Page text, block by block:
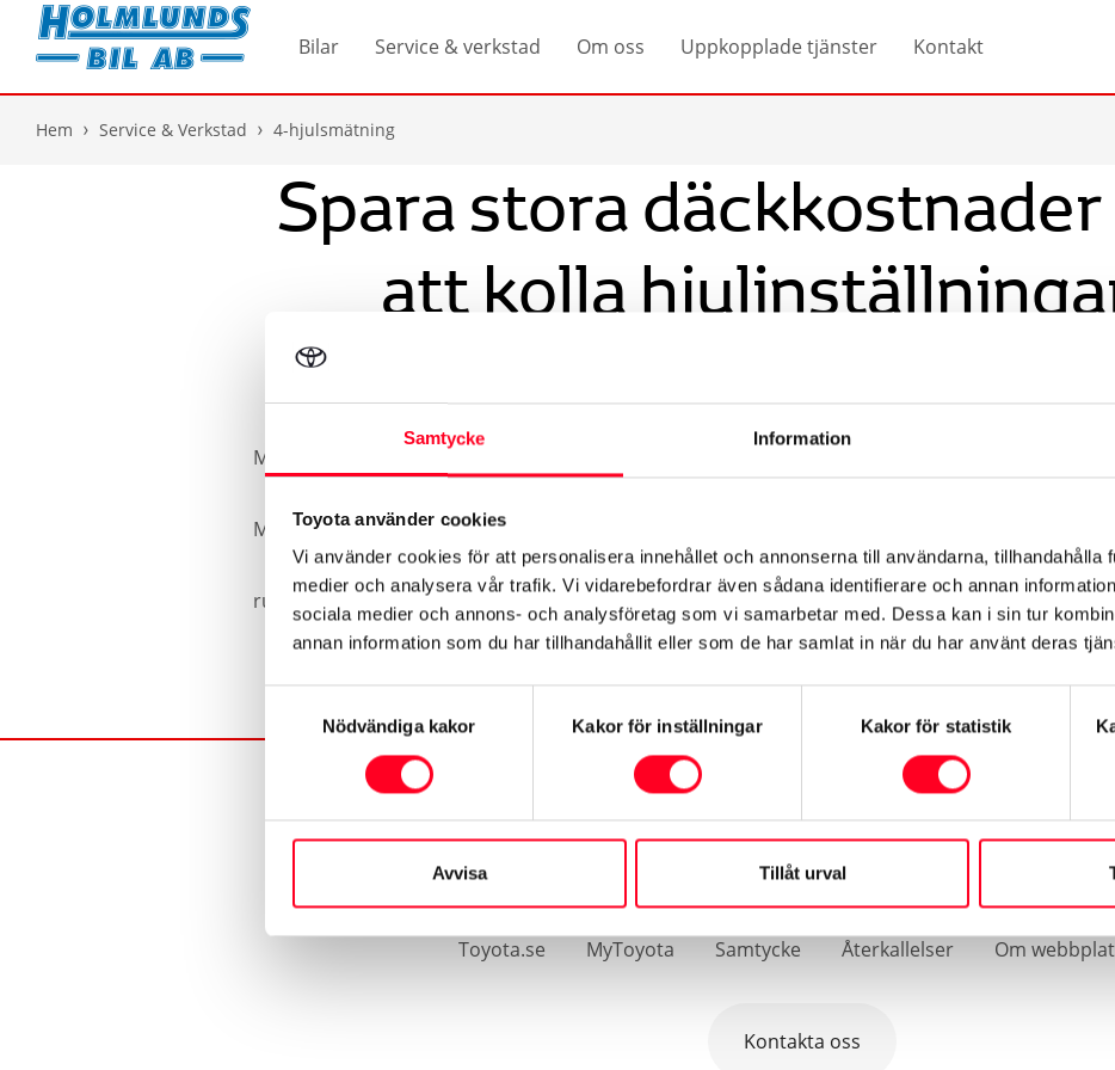
Samtycke Information
Toyota använder cookies
Vi använder cookies för att personalisera innehållet och annonserna till användarna, tillhandahålla
medier och analysera vår trafik. Vi vidarebefordrar även sådana identifierare och annan
sociala medier och annons- och analysföretag som vi samarbetar med. Dessa kan i sin tur
annan information som du har tillhandahållit eller som de har samlat in när du har använt deras
Nödvändiga kakor
Kakor för inställningar Kakor för statistik
Avvisa Tillåt urval
Bilar Service & verkstad Om oss Uppkopplade tjänster Kontakt
Hem Service & Verkstad 4-hjulsmätning
Spara stora
att kolla
Med lång erfarenhet av att jobba med hjulinställningar kan vi kalla oss experter.
Med en av marknadens mest avancerade hjulinställningsutrustning får vi din bil att
rulla säkert och ekonomiskt.
Toyota.se MyToyota Samtycke Återkallelser Om
Kontakta oss